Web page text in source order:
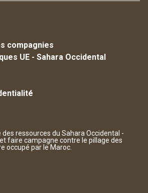
compagnies
UE - Sahara Occidental
des ressources du Sahara Occidental -
faire campagne contre le pillage des
occupé par le Maroc.